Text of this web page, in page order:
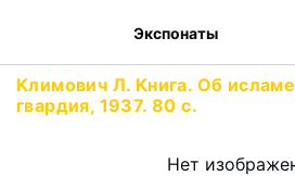
Экспонаты
Климович Л. Книга. Об
гвардия, 1937. 80 с.
Нет